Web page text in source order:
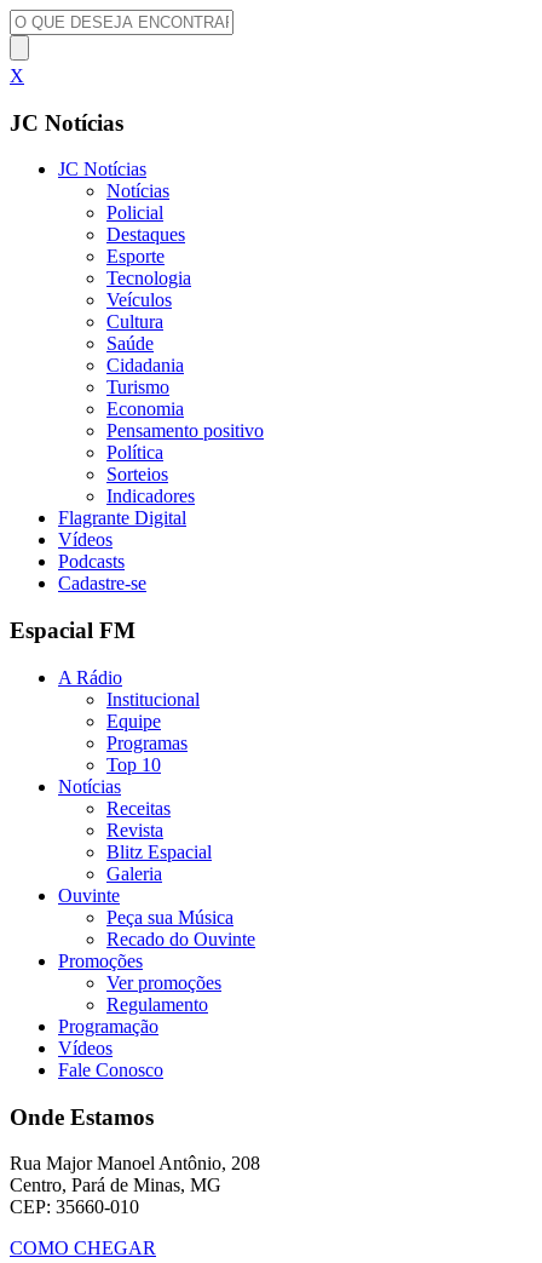
X
JC Notícias
JC Notícias
Notícias
Policial
Destaques
Esporte
Tecnologia
Veículos
Cultura
Saúde
Cidadania
Turismo
Economia
Pensamento positivo
Política
Sorteios
Indicadores
Flagrante Digital
Vídeos
Podcasts
Cadastre-se
Espacial FM
A Rádio
Institucional
Equipe
Programas
Top 10
Notícias
Receitas
Revista
Blitz Espacial
Galeria
Ouvinte
Peça sua Música
Recado do Ouvinte
Promoções
Ver promoções
Regulamento
Programação
Vídeos
Fale Conosco
Onde Estamos
Rua Major Manoel Antônio, 208
Centro, Pará de Minas, MG
CEP: 35660-010
COMO CHEGAR